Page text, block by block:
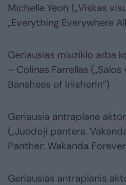
Michelle Yeoh („Viskas
„Everything Everywhere
Geriausias miuziklo arba
– Colinas Farrellas („Salos
Banshees of Inisherin“)
Geriausia antraplanė
(„Juodoji pantera.
Panther: Wakanda
Geriausias antraplanis